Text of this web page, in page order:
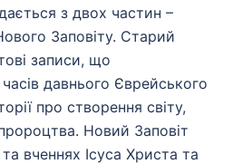
з двох частин –
Заповіту. Старий
записи, що
давнього Єврейського
про створення світу,
Новий Заповіт
вченнях Ісуса Христа та